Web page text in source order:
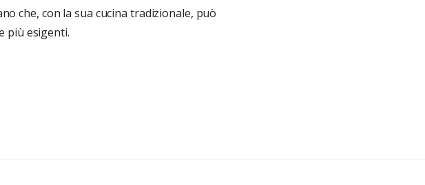
che, con la sua cucina tradizionale, può
più esigenti.